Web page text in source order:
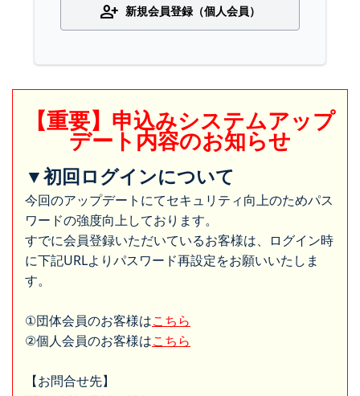
person_add 新規会員登録（個人会員）
【重要】申込みシステムアップ
デート内容のお知らせ
▼初回ログインについて
今回のアップデートにてセキュリティ向上のためパス
ワードの強度向上しております。
すでに会員登録いただいているお客様は、ログイン時
に下記URLよりパスワード再設定をお願いいたしま
す。
①団体会員のお客様はこちら
②個人会員のお客様はこちら
【お問合せ先】